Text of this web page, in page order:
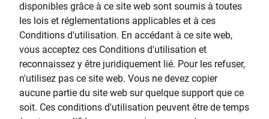
disponibles grâce à ce site web sont soumis à toutes
les lois et réglementations applicables et à ces
Conditions d'utilisation. En accédant à ce site web,
vous acceptez ces Conditions d'utilisation et
reconnaissez y être juridiquement lié. Pour les refuser,
n'utilisez pas ce site web. Vous ne devez copier
aucune partie du site web sur quelque support que ce
soit. Ces conditions d'utilisation peuvent être de temps